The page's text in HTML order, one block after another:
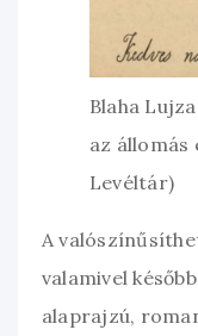
Blaha
az állomás
Levéltár)
A
valamivel
alaprajzú,